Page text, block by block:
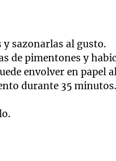
y sazonarlas al gusto.
de pimentones y
envolver en papel
durante 35 minutos.